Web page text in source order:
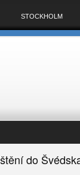
STOCKHOLM
do